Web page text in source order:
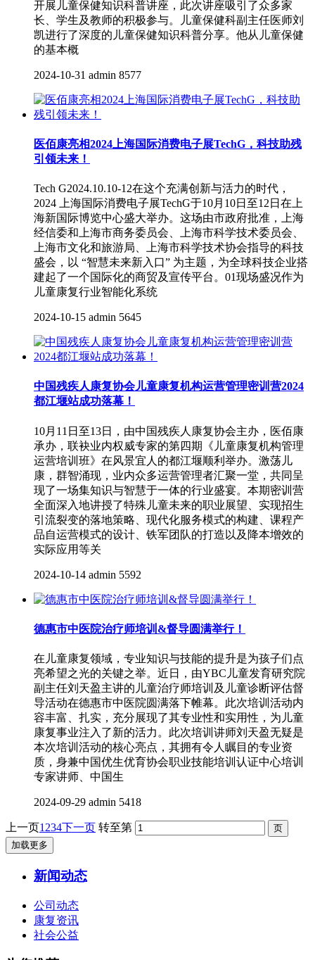
开展儿童保健知识科普讲座，此次讲座吸引了众多家
长、学生及教师的积极参与。儿童保健科副主任医师刘
凯进行了深度的儿童保健知识科普分享。他从儿童保健
的基本概
2024-10-31 admin 8577
医佰康亮相2024上海国际消费电子展TechG，科技助残
引领未来！
Tech G2024.10.10-12在这个充满创新与活力的时代，
2024 上海国际消费电子展TechG于10月10日至12日在上
海新国际博览中心盛大举办。这场由市政府批准，上海
经信委和上海市商务委员会、上海市科学技术委员会、
上海市文化和旅游局、上海市科学技术协会指导的科技
盛会，以 “智慧未来新入口” 为主题，为全球科技企业搭
建起了一个国际化的商贸及宣传平台。01现场盛况作为
儿童康复行业智能化系统
2024-10-15 admin 5645
中国残疾人康复协会儿童康复机构运营管理密训营2024
都江堰站成功落幕！
10月11日至13日，由中国残疾人康复协会主办，医佰康
承办，联袂业内权威专家的第四期《儿童康复机构管理
运营培训班》在风景宜人的都江堰顺利举办。激荡儿
康，群智涌现，业内众多运营管理者汇聚一堂，共同呈
现了一场集知识与智慧于一体的行业盛宴。本期密训营
全面深入地讲授了特殊儿童未来的职业展望、实现招生
引流裂变的落地策略、现代化服务模式的构建、课程产
品自运营模式的设计、铁军团队的打造以及降本增效的
实际应用等关
2024-10-14 admin 5592
德惠市中医院治疗师培训&督导圆满举行！
在儿童康复领域，专业知识与技能的提升是为孩子们点
亮希望之光的关键之举。近日，由YBC儿童发育研究院
副主任刘天盈主讲的儿童治疗师培训及儿童诊断评估督
导活动在德惠市中医院圆满落下帷幕。此次培训活动内
容丰富、扎实，充分展现了其专业性和实用性，为儿童
康复事业注入了新的活力。此次培训讲师刘天盈无疑是
本次培训活动的核心亮点，其拥有令人瞩目的专业资
质，身兼中国优生优育协会职业技能培训认证中心培训
专家讲师、中国生
2024-09-29 admin 5418
上一页1 234下一页 转至第
加载更多
新闻动态
公司动态
康复资讯
社会公益